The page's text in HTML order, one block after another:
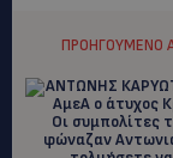
ΠΡΟΗΓΟΎΜΕΝΟ